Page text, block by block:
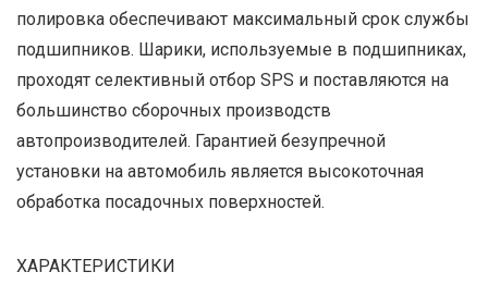
полировка обеспечивают максимальный срок службы
подшипников. Шарики, используемые в подшипниках,
проходят селективный отбор SPS и поставляются на
большинство сборочных производств
автопроизводителей. Гарантией безупречной
установки на автомобиль является высокоточная
обработка посадочных поверхностей.
ХАРАКТЕРИСТИКИ